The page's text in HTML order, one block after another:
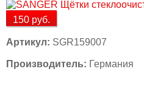
150 руб.
Артикул: SGR159007
Производитель: Германия